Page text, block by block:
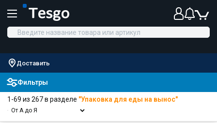
Доставить
Фильтры
1-69 из 267 в разделе "Упаковка для еды на вынос"